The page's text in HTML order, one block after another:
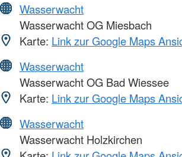
Wasserwacht
Wasserwacht OG Miesbach
Karte: Link zur Google Maps
Wasserwacht
Wasserwacht OG Bad Wiessee
Karte: Link zur Google Maps
Wasserwacht
Wasserwacht Holzkirchen